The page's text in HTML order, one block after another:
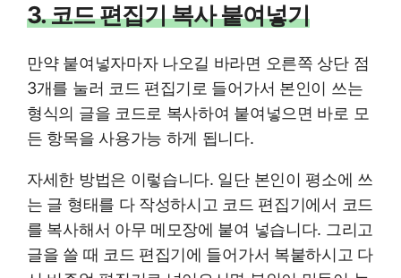
3. 코드 편집기 복사 붙여넣기
만약 붙여넣자마자 나오길 바라면 오른쪽 상단 점
3개를 눌러 코드 편집기로 들어가서 본인이 쓰는
형식의 글을 코드로 복사하여 붙여넣으면 바로 모
든 항목을 사용가능 하게 됩니다.
자세한 방법은 이렇습니다. 일단 본인이 평소에 쓰
는 글 형태를 다 작성하시고 코드 편집기에서 코드
를 복사해서 아무 메모장에 붙여 넣습니다. 그리고
글을 쓸 때 코드 편집기에 들어가서 복붙하시고 다